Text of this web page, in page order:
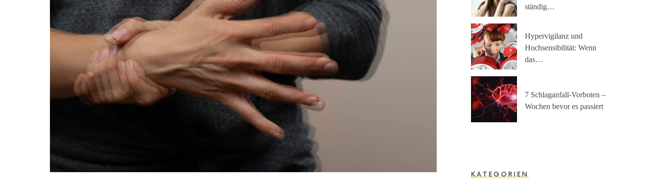
ständig…
Hypervigilanz und
Hochsensibilität: Wenn
das…
7 Schlaganfall-Vorboten –
Wochen bevor es passiert
KATEGORIEN